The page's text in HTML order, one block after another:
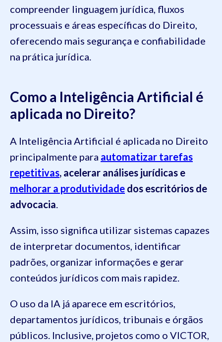
compreender linguagem jurídica, fluxos
processuais e áreas específicas do Direito,
oferecendo mais segurança e confiabilidade
na prática jurídica.
Como a Inteligência Artificial é
aplicada no Direito?
A Inteligência Artificial é aplicada no Direito
principalmente para automatizar tarefas
repetitivas, acelerar análises jurídicas e
melhorar a produtividade dos escritórios de
advocacia.
Assim, isso significa utilizar sistemas capazes
de interpretar documentos, identificar
padrões, organizar informações e gerar
conteúdos jurídicos com mais rapidez.
O uso da IA já aparece em escritórios,
departamentos jurídicos, tribunais e órgãos
públicos. Inclusive, projetos como o VICTOR,